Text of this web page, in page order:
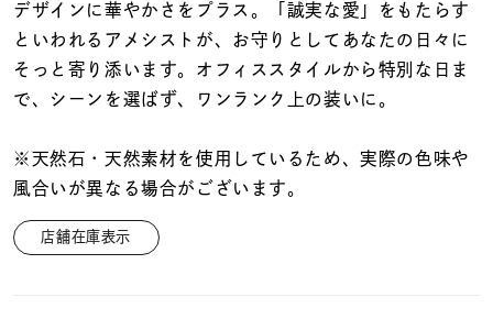
コレクション
レディース
リングサイズ
デザインに華やかさをプラス。「誠実な愛」をもたらす
といわれるアメシストが、お守りとしてあなたの日々に
そっと寄り添います。オフィススタイルから特別な日ま
で、シーンを選ばず、ワンランク上の装いに。
※天然石・天然素材を使用しているため、実際の色味や
風合いが異なる場合がございます。
店舗在庫表示